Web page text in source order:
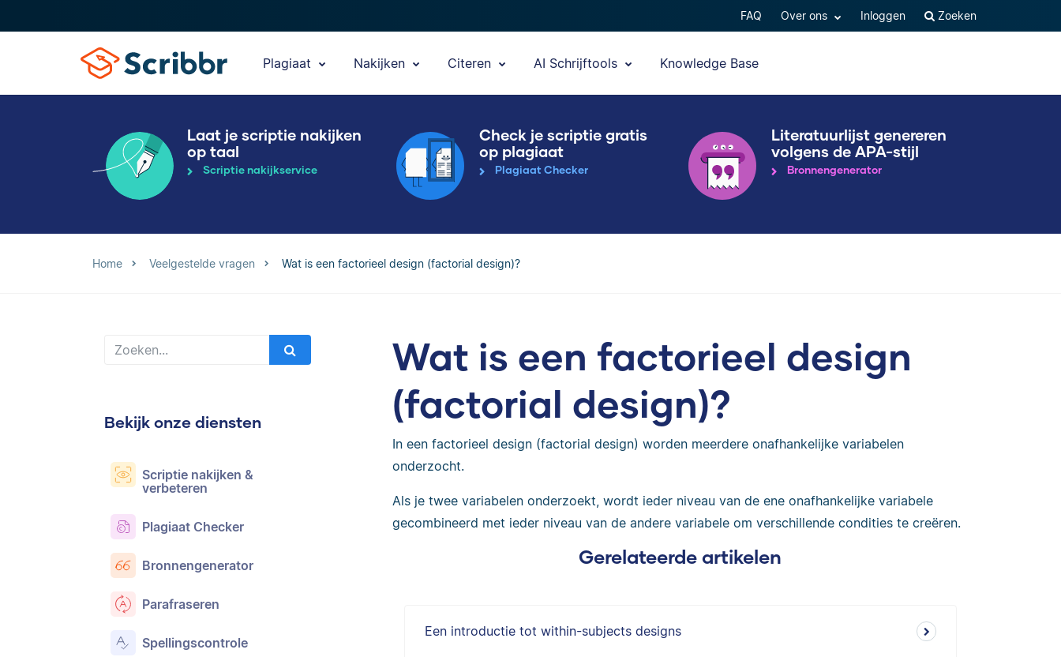
FAQ Over ons Inloggen Zoeken
Plagiaat Nakijken Citeren AI Schrijftools Knowledge Base
Laat je scriptie nakijken
op taal
Scriptie nakijkservice
Check je scriptie gratis
op plagiaat
Plagiaat Checker
Literatuurlijst genereren
volgens de APA-stijl
Bronnengenerator
Home Veelgestelde vragen Wat is een factorieel design (factorial design)?
Bekijk onze diensten
Scriptie nakijken &
verbeteren
Plagiaat Checker
Bronnengenerator
Parafraseren
Spellingscontrole
Wat is een factorieel design
(factorial design)?
In een factorieel design (factorial design) worden meerdere onafhankelijke variabelen
onderzocht.
Als je twee variabelen onderzoekt, wordt ieder niveau van de ene onafhankelijke variabele
gecombineerd met ieder niveau van de andere variabele om verschillende condities te creëren.
Gerelateerde artikelen
Een introductie tot within-subjects designs